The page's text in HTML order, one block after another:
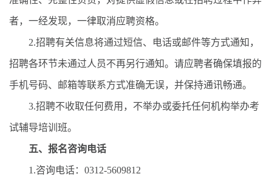
者，一经发现，一律取消应聘资格。
2.招聘有关信息将通过短信、电话或邮件等方式通知，
招聘各环节未通过人员不再另行通知。请应聘者确保填报的
手机号码、邮箱等联系方式准确无误，并保持通讯畅通。
3.招聘不收取任何费用，不举办或委托任何机构举办考
试辅导培训班。
五、 报名咨询电话
1.咨询电话：0312-5609812